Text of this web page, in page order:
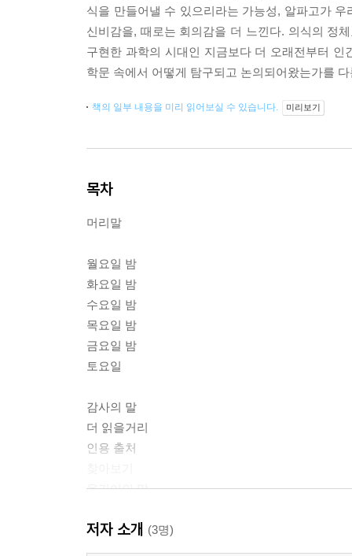
식을 만들어낼 수 있으리라는 가능성, 알파고가
신비감을, 때로는 회의감을 더 느낀다. 의식의 정
구현한 과학의 시대인 지금보다 더 오래전부터
학문 속에서 어떻게 탐구되고 논의되어왔는가를
책의 일부 내용을 미리 읽어보실 수 있습니다. 미리보기
목차
머리말
월요일 밤
화요일 밤
수요일 밤
목요일 밤
금요일 밤
토요일
감사의 말
더 읽을거리
인용 출처
옮긴이의 말
저자 소개 (3명)